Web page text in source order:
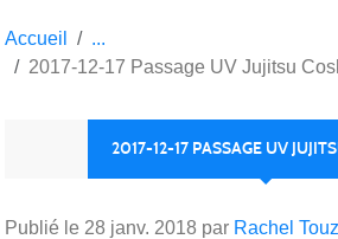
Accueil
2017-12-17 Passage UV Jujitsu
2017-12-17 PASSAGE UV
Publié le 28 janv. 2018 par Rachel